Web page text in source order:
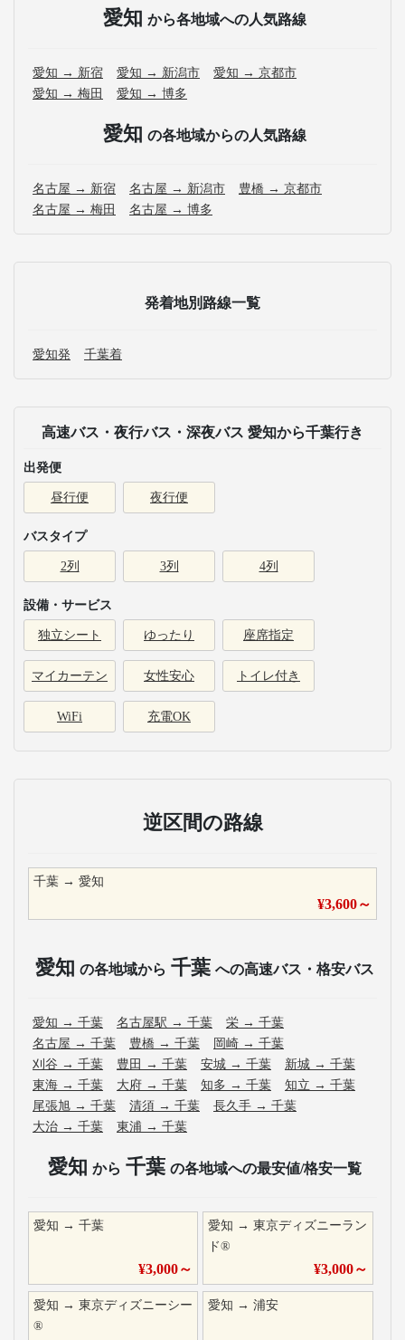
愛知 から各地域への人気路線
愛知 → 新宿 愛知 → 新潟市
愛知 → 京都市
愛知 → 梅田
愛知 → 博多
愛知 の各地域からの人気路線
名古屋 → 新宿 名古屋 → 新潟市
豊橋 → 京都市
名古屋 → 梅田
名古屋 → 博多
発着地別路線一覧
愛知発 千葉着
高速バス・夜行バス・深夜バス 愛知から千葉行き
出発便
昼行便 夜行便
バスタイプ
2列 3列 4列
設備・サービス
独立シート ゆったり 座席指定
マイカーテン 女性安心 トイレ付き
WiFi 充電OK
逆区間の路線
千葉 → 愛知
¥3,600～
愛知 の各地域から 千葉 への高速バス・格安バス
愛知 → 千葉 名古屋駅 → 千葉 栄 → 千葉
名古屋 → 千葉 豊橋 → 千葉 岡崎 → 千葉
刈谷 → 千葉 豊田 → 千葉 安城 → 千葉 新城 → 千葉
東海 → 千葉 大府 → 千葉 知多 → 千葉 知立 → 千葉
尾張旭 → 千葉 清須 → 千葉 長久手 → 千葉
大治 → 千葉 東浦 → 千葉
愛知 から 千葉 の各地域への最安値/格安一覧
愛知 → 千葉
¥3,000～
愛知 →東京ディズニーラン
ド®
¥3,000～
愛知 → 東京ディズニーシー
®
愛知 →浦安